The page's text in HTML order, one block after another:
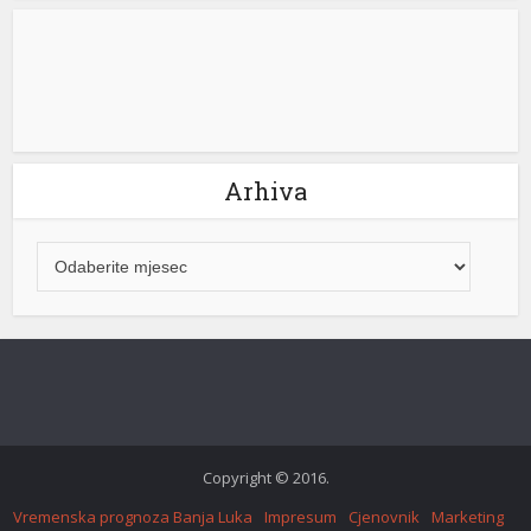
Arhiva
Copyright © 2016.
Vremenska prognoza Banja Luka
Impresum Cjenovnik Marketing